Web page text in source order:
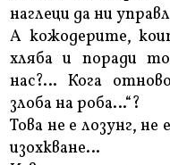
наглеци да ни
А кожодерите,
хляба и поради
нас?… Кога
злоба на роба…“?
Това не е лозунг,
изохкване…